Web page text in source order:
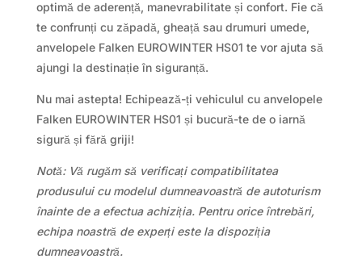
optimă de aderență, manevrabilitate și confort. Fie că
te confrunți cu zăpadă, gheață sau drumuri umede,
anvelopele Falken EUROWINTER HS01 te vor ajuta să
ajungi la destinație în siguranță.
Nu mai astepta! Echipează-ți vehiculul cu anvelopele
Falken EUROWINTER HS01 și bucură-te de o iarnă
sigură și fără griji!
Notă: Vă rugăm să verificați compatibilitatea
produsului cu modelul dumneavoastră de autoturism
înainte de a efectua achiziția. Pentru orice întrebări,
echipa noastră de experți este la dispoziția
dumneavoastră.